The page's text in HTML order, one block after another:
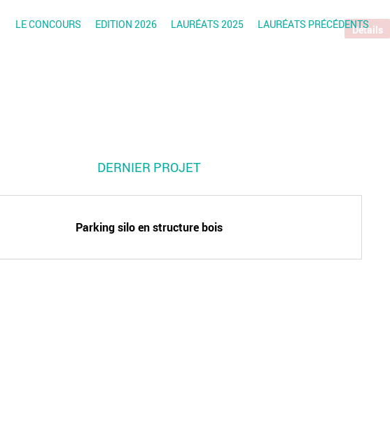
LE CONCOURS EDITION 2026 LAURÉATS 2025 LAURÉATS PRÉCÉDENTS
DERNIER PROJET
Parking silo en structure bois
Détails